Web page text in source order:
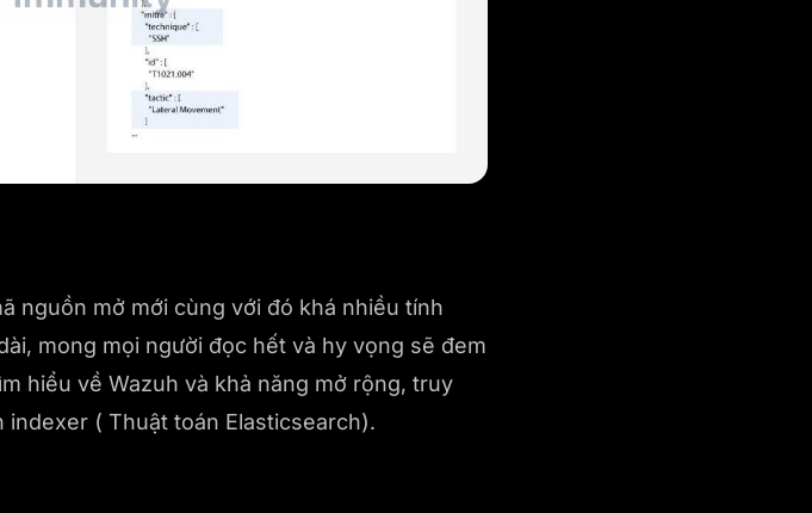
nguồn mở mới cùng với đó khá nhiều tính
mong mọi người đọc hết và hy vọng sẽ đem
hiểu về Wazuh và khả năng mở rộng, truy
( Thuật toán Elasticsearch).